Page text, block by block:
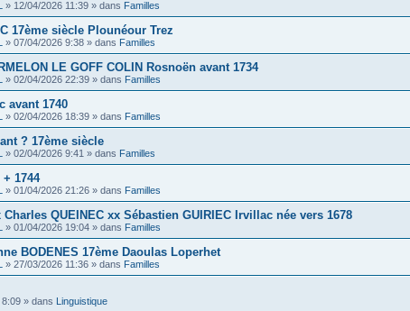
» 12/04/2026 11:39 » dans Familles
17ème siècle Plounéour Trez
» 07/04/2026 9:38 » dans Familles
LE GOFF COLIN Rosnoën avant 1734
» 02/04/2026 22:39 » dans Familles
avant 1740
» 02/04/2026 18:39 » dans Familles
? 17ème siècle
» 02/04/2026 9:41 » dans Familles
+ 1744
» 01/04/2026 21:26 » dans Familles
QUEINEC xx Sébastien GUIRIEC Irvillac née vers 1678
» 01/04/2026 19:04 » dans Familles
BODENES 17ème Daoulas Loperhet
» 27/03/2026 11:36 » dans Familles
8:09 » dans Linguistique